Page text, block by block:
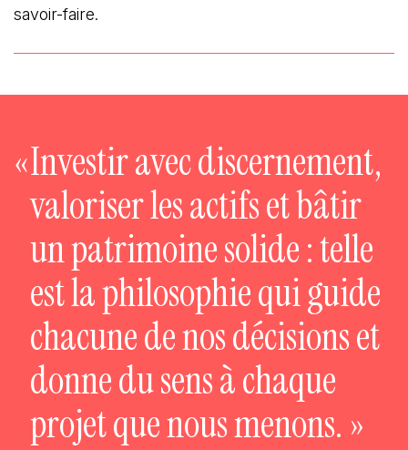
savoir-faire.
«Investir avec discernement,
valoriser les actifs et bâtir
un patrimoine solide : telle
est la philosophie qui guide
chacune de nos décisions et
donne du sens à chaque
projet que nous menons. »